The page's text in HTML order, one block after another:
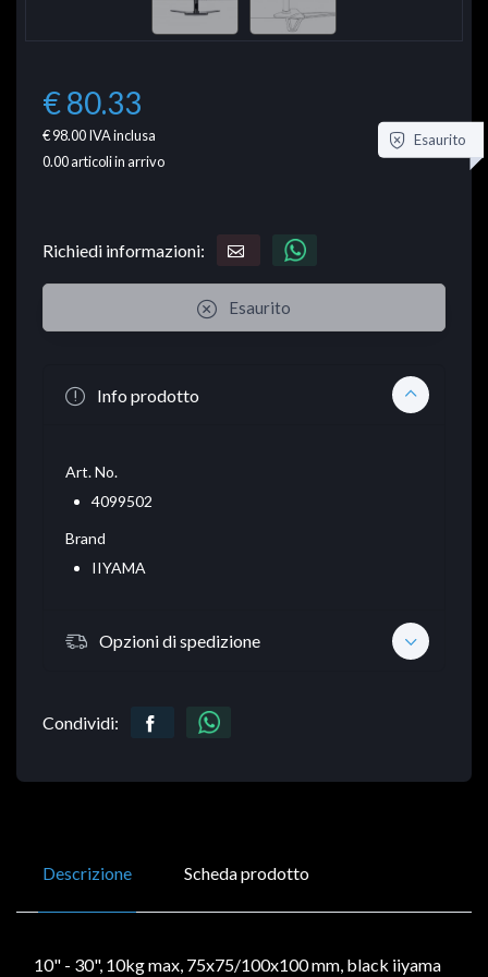
€ 80.33
€ 98.00IVA inclusa
0.00articoli in arrivo
Esaurito
Richiedi informazioni:
Esaurito
Info prodotto
Art. No.
4099502
Brand
IIYAMA
Opzioni di spedizione
Condividi:
Descrizione Scheda prodotto
10" - 30", 10kg max, 75x75/100x100 mm, black iiyama